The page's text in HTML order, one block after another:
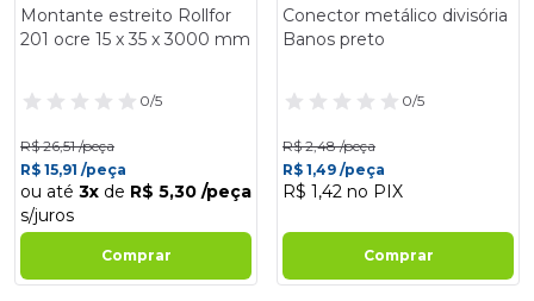
Montante estreito Rollfor
201 ocre 15 x 35 x 3000 mm
0/5
R$ 26,51 /peça
R$ 15,91 /peça
ou até 3x de R$ 5,30 /peça
s/juros
Comprar
Conector metálico divisória
Banos preto
0/5
R$ 2,48 /peça
R$ 1,49 /peça
R$ 1,42 no PIX
Comprar